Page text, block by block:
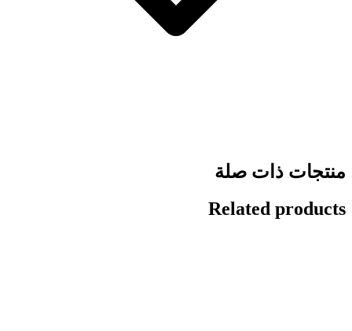
منتجات ذات صلة
Related products